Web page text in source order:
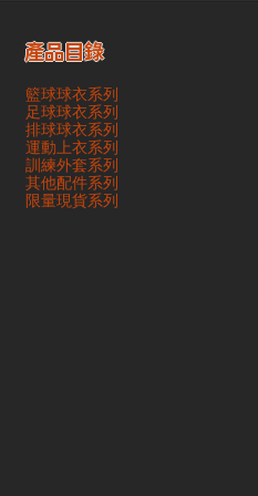
產品目錄
籃球球衣系列
足球球衣系列
排球球衣系列
運動上衣系列
訓練外套系列
其他配件系列
​限量現貨系列